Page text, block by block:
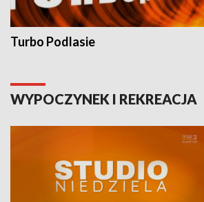
Turbo Podlasie
WYPOCZYNEK I REKREACJA